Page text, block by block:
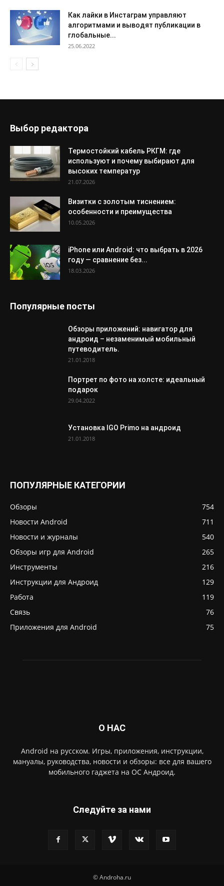
Как лайки в Инстаграм управляют
алгоритмами и выводят публикации в
глобальные...
25.06.2022
Выбор редактора
Термостойкий кабель РКГМ: где
используют и почему выбирают для
высоких температур
21.07.2026
Визитки с золотым тиснением:
особенности и преимущества
10.05.2026
iPhone или Android: что выбрать в 2026
году — сравнение без...
18.03.2026
Популярные посты
Обзоры приложений: навигатор для
андроид – незаменимый мобильный
путеводитель.
21.01.2018
Портрет по фото на холсте: идеальный
подарок
29.04.2022
Установка IGO Primo на андроид
21.01.2018
ПОПУЛЯРНЫЕ КАТЕГОРИИ
Обзоры
754
Новости Android
711
Новости и журналы
540
Обзоры игр для Android
265
Инструменты
216
Инструкции для Андроид
129
Работа
119
Связь
76
Приложения для Android
75
О НАС
Android на русском. Игры, приложения, инструкции,
мануалы, руководства, новости и обзоры: все для вашего
мобильного гаджета на ОС Андроид.
Следуйте за нами
© Androha.ru